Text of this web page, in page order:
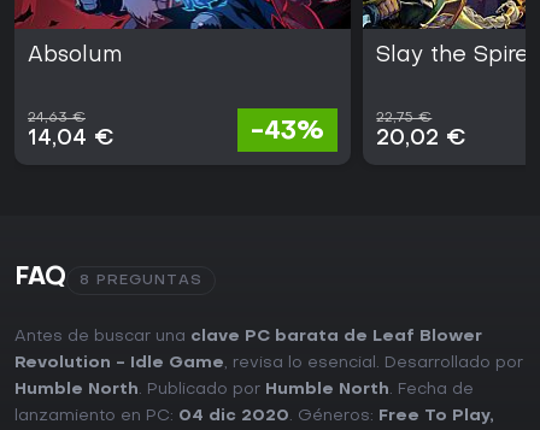
Absolum
24,63 €
14,04 € -43%
Slay the Spire
22,75 €
20,02 €
FAQ 8 PREGUNTAS
Antes de buscar una clave PC barata de Leaf Blower
Revolution - Idle Game, revisa lo esencial. Desarrollado por
Humble North. Publicado por Humble North. Fecha de
lanzamiento en PC: 04 dic 2020. Géneros: Free To Play,